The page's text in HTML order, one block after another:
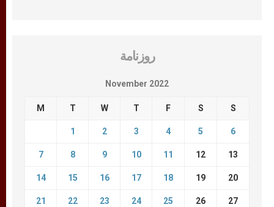
روزنامة
November 2022
M T W T F S S
1 2 3 4 5 6
7 8 9 10 11 12 13
14 15 16 17 18 19 20
21 22 23 24 25 26 27